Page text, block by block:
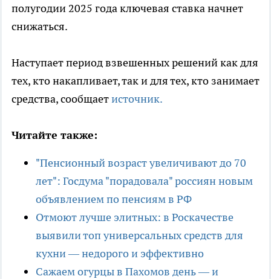
полугодии 2025 года ключевая ставка начнет
снижаться.
Наступает период взвешенных решений как для
тех, кто накапливает, так и для тех, кто занимает
средства, сообщаетисточник.
Читайте также:
"Пенсионный возраст увеличивают до 70
лет": Госдума "порадовала" россиян новым
объявлением по пенсиям в РФ
Отмоют лучше элитных: в Роскачестве
выявили топ универсальных средств для
кухни — недорого и эффективно
Сажаем огурцы в Пахомов день — и